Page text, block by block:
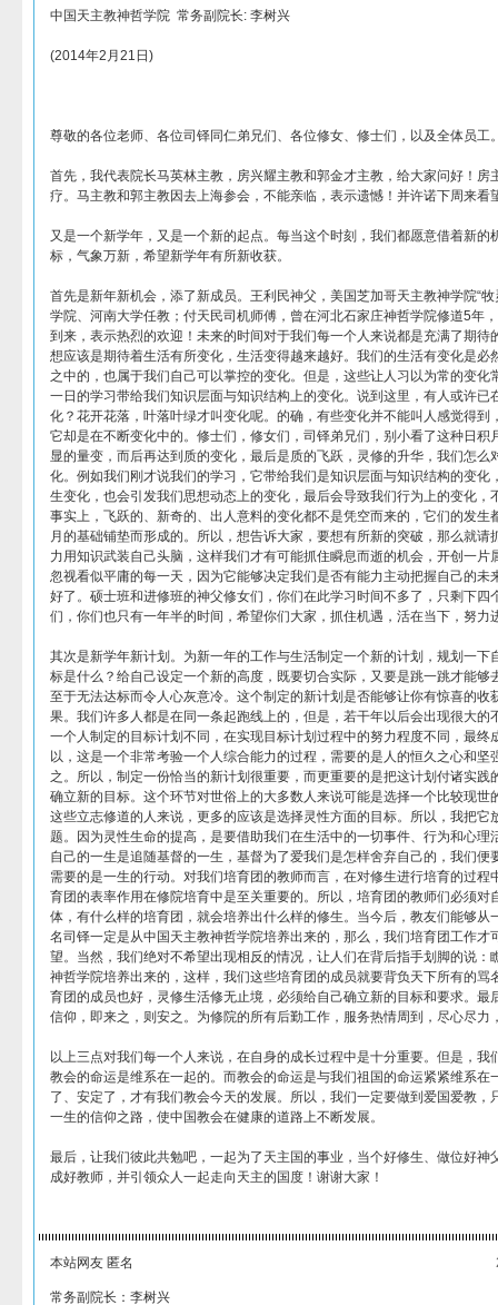
中国天主教神哲学院 常务副院长: 李树兴
(2014年2月21日)
尊敬的各位老师、各位司铎同仁弟兄们、各位修女、修士们，以及全体员工
首先，我代表院长马英林主教，房兴耀主教和郭金才主教，给大家问好！房
疗。马主教和郭主教因去上海参会，不能亲临，表示遗憾！并许诺下周来看
又是一个新学年，又是一个新的起点。每当这个时刻，我们都愿意借着新的
标，气象万新，希望新学年有所新收获。
首先是新年新机会，添了新成员。王利民神父，美国芝加哥天主教神学院“
学院、河南大学任教；付天民司机师傅，曾在河北石家庄神哲学院修道5年
到来，表示热烈的欢迎！未来的时间对于我们每一个人来说都是充满了期待
想应该是期待着生活有所变化，生活变得越来越好。我们的生活有变化是必
之中的，也属于我们自己可以掌控的变化。但是，这些让人习以为常的变化
一日的学习带给我们知识层面与知识结构上的变化。说到这里，有人或许已
化？花开花落，叶落叶绿才叫变化呢。的确，有些变化并不能叫人感觉得到
它却是在不断变化中的。修士们，修女们，司铎弟兄们，别小看了这种日积
显的量变，而后再达到质的变化，最后是质的飞跃，灵修的升华，我们怎么
化。例如我们刚才说我们的学习，它带给我们是知识层面与知识结构的变化
生变化，也会引发我们思想动态上的变化，最后会导致我们行为上的变化，
事实上，飞跃的、新奇的、出人意料的变化都不是凭空而来的，它们的发生
月的基础铺垫而形成的。所以，想告诉大家，要想有所新的突破，那么就请
力用知识武装自己头脑，这样我们才有可能抓住瞬息而逝的机会，开创一片
忽视看似平庸的每一天，因为它能够决定我们是否有能力主动把握自己的未
好了。硕士班和进修班的神父修女们，你们在此学习时间不多了，只剩下四
们，你们也只有一年半的时间，希望你们大家，抓住机遇，活在当下，努力
其次是新学年新计划。为新一年的工作与生活制定一个新的计划，规划一下
标是什么？给自己设定一个新的高度，既要切合实际，又要是跳一跳才能够
至于无法达标而令人心灰意冷。这个制定的新计划是否能够让你有惊喜的收
果。我们许多人都是在同一条起跑线上的，但是，若干年以后会出现很大的
一个人制定的目标计划不同，在实现目标计划过程中的努力程度不同，最终
以，这是一个非常考验一个人综合能力的过程，需要的是人的恒久之心和坚
之。所以，制定一份恰当的新计划很重要，而更重要的是把这计划付诸实践
确立新的目标。这个环节对世俗上的大多数人来说可能是选择一个比较现世
这些立志修道的人来说，更多的应该是选择灵性方面的目标。所以，我把它
题。因为灵性生命的提高，是要借助我们在生活中的一切事件、行为和心理
自己的一生是追随基督的一生，基督为了爱我们是怎样舍弃自己的，我们便
需要的是一生的行动。对我们培育团的教师而言，在对修生进行培育的过程
育团的表率作用在修院培育中是至关重要的。所以，培育团的教师们必须对
体，有什么样的培育团，就会培养出什么样的修生。当今后，教友们能够从
名司铎一定是从中国天主教神哲学院培养出来的，那么，我们培育团工作才
望。当然，我们绝对不希望出现相反的情况，让人们在背后指手划脚的说：
神哲学院培养出来的，这样，我们这些培育团的成员就要背负天下所有的骂
育团的成员也好，灵修生活修无止境，必须给自己确立新的目标和要求。最
信仰，即来之，则安之。为修院的所有后勤工作，服务热情周到，尽心尽力
以上三点对我们每一个人来说，在自身的成长过程中是十分重要。但是，我
教会的命运是维系在一起的。而教会的命运是与我们祖国的命运紧紧维系在
了、安定了，才有我们教会今天的发展。所以，我们一定要做到爱国爱教，
一生的信仰之路，使中国教会在健康的道路上不断发展。
最后，让我们彼此共勉吧，一起为了天主国的事业，当个好修生、做位好神
成好教师，并引领众人一起走向天主的国度！谢谢大家！
本站网友 匿名
常务副院长：李树兴